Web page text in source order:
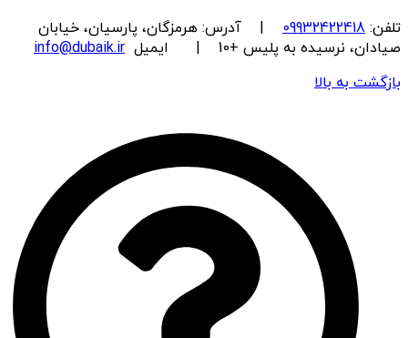
تلفن: 09932422418 | آدرس: هرمزگان، پارسیان، خیابان
صیادان، نرسیده به پلیس +10 | ایمیل
info@dubaik.ir
بازگشت به بالا